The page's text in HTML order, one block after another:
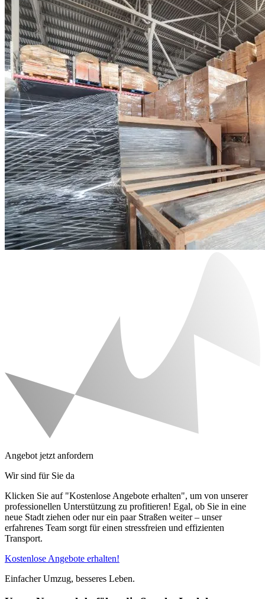
Angebot jetzt anfordern
Wir sind für Sie da
Klicken Sie auf "Kostenlose Angebote erhalten", um von unserer
professionellen Unterstützung zu profitieren! Egal, ob Sie in eine
neue Stadt ziehen oder nur ein paar Straßen weiter – unser
erfahrenes Team sorgt für einen stressfreien und effizienten
Transport.
Kostenlose Angebote erhalten!
Einfacher Umzug, besseres Leben.